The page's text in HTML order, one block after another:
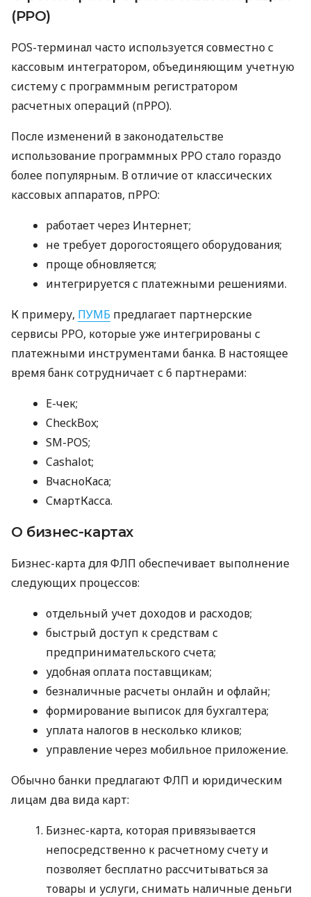
(РРО)
POS-терминал часто используется совместно с
кассовым интегратором, объединяющим учетную
систему с программным регистратором
расчетных операций (пРРО).
После изменений в законодательстве
использование программных РРО стало гораздо
более популярным. В отличие от классических
кассовых аппаратов, пРРО:
работает через Интернет;
не требует дорогостоящего оборудования;
проще обновляется;
интегрируется с платежными решениями.
К примеру, ПУМБ предлагает партнерские
сервисы РРО, которые уже интегрированы с
платежными инструментами банка. В настоящее
время банк сотрудничает с 6 партнерами:
E-чек;
CheckBox;
SM-POS;
Cashalot;
ВчасноКаса;
СмартКасса.
О бизнес-картах
Бизнес-карта для ФЛП обеспечивает выполнение
следующих процессов:
отдельный учет доходов и расходов;
быстрый доступ к средствам с
предпринимательского счета;
удобная оплата поставщикам;
безналичные расчеты онлайн и офлайн;
формирование выписок для бухгалтера;
уплата налогов в несколько кликов;
управление через мобильное приложение.
Обычно банки предлагают ФЛП и юридическим
лицам два вида карт:
Бизнес-карта, которая привязывается
непосредственно к расчетному счету и
позволяет бесплатно рассчитываться за
товары и услуги, снимать наличные деньги